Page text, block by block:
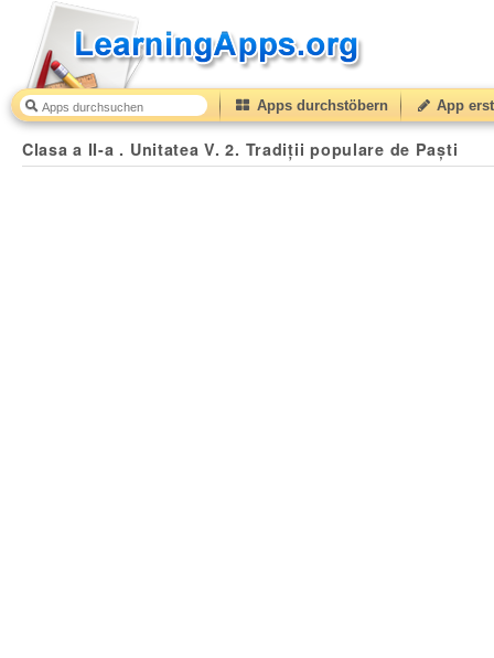
Apps durchstöbern App
Clasa a II-a . Unitatea V. 2. Tradiții populare de Paști